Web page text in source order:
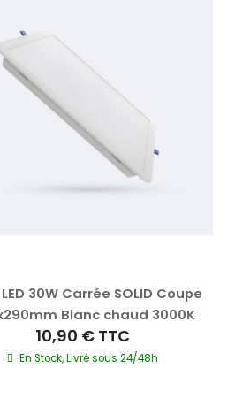
30W Carrée SOLID Coupe
Blanc chaud 3000K
10,90 € TTC
En Stock, Livré sous 24/48h